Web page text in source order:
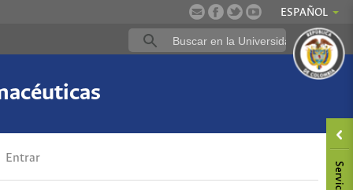
ESPAÑOL
Entrar